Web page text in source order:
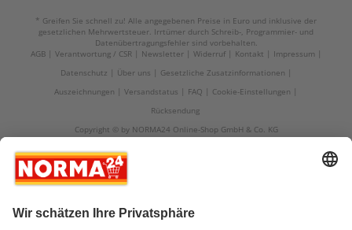
* Greifen Sie schnell zu! Alle angegebenen Preise in Euro und inklusive der
gesetzlichen Mehrwertsteuer. Irrtümer durch Schreib-, Programmier- und
Datenübertragungsfehler sind vorbehalten.
AGB
Verantwortung / CSR Newsletter Widerruf Kontakt
Impressum
Datenschutz
Über uns
Gesetzliche Zusatzinformationen
Auszeichnungen
Versandstatus FAQ
Cookie-Einstellungen
Rücksendung
Copyright © by NORMA24 Online-Shop GmbH & Co. KG